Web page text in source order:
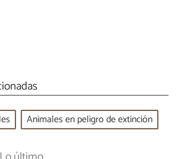
Animales en peligro de extinción